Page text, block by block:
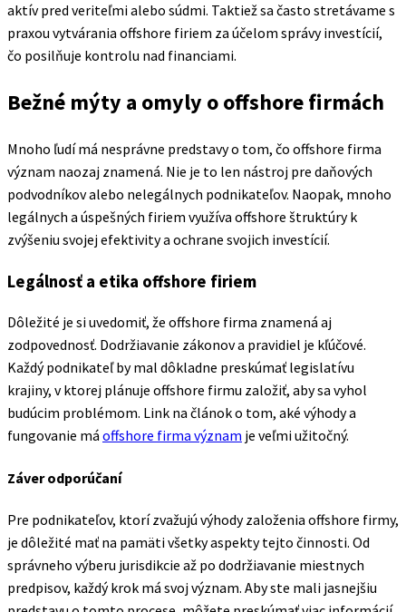
aktív pred veriteľmi alebo súdmi. Taktiež sa často stretávame s
praxou vytvárania offshore firiem za účelom správy investícií,
čo posilňuje kontrolu nad financiami.
Bežné mýty a omyly o offshore firmách
Mnoho ľudí má nesprávne predstavy o tom, čo offshore firma
význam naozaj znamená. Nie je to len nástroj pre daňových
podvodníkov alebo nelegálnych podnikateľov. Naopak, mnoho
legálnych a úspešných firiem využíva offshore štruktúry k
zvýšeniu svojej efektivity a ochrane svojich investícií.
Legálnosť a etika offshore firiem
Dôležité je si uvedomiť, že offshore firma znamená aj
zodpovednosť. Dodržiavanie zákonov a pravidiel je kľúčové.
Každý podnikateľ by mal dôkladne preskúmať legislatívu
krajiny, v ktorej plánuje offshore firmu založiť, aby sa vyhol
budúcim problémom. Link na článok o tom, aké výhody a
fungovanie má offshore firma význam je veľmi užitočný.
Záver odporúčaní
Pre podnikateľov, ktorí zvažujú výhody založenia offshore firmy,
je dôležité mať na pamäti všetky aspekty tejto činnosti. Od
správneho výberu jurisdikcie až po dodržiavanie miestnych
predpisov, každý krok má svoj význam. Aby ste mali jasnejšiu